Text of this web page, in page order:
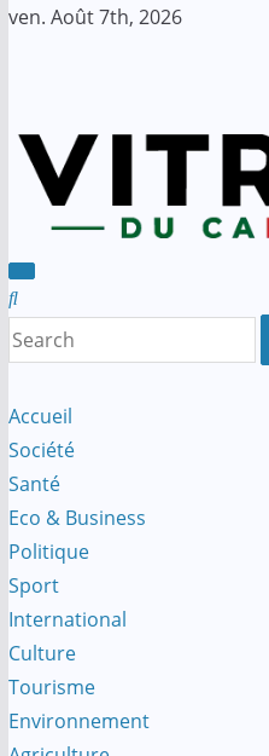
Skip
ven. Août 7th, 2026
Accueil
Société
Santé
Eco & Business
Politique
Sport
International
Culture
Tourisme
Environnement